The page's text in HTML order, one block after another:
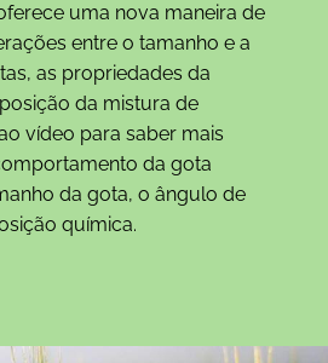
uma nova maneira de
entre o tamanho e a
as propriedades da
da mistura de
vídeo para saber mais
da gota
da gota, o ângulo de
química.